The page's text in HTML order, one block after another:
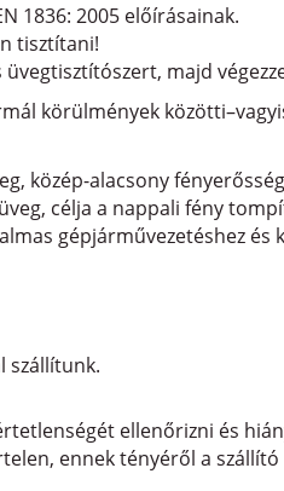
1836: 2005 előírásainak.
tisztítani!
majd
körülmények
közép-alacsony
célja a nappali fény
gépjárművezetéshez és
szállítunk.
ellenőrizni és
ennek tényéről a